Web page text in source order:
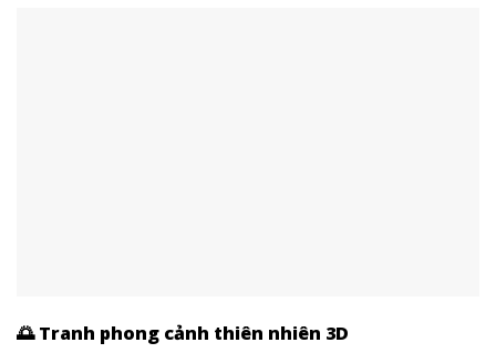
🌅 Tranh phong cảnh thiên nhiên 3D